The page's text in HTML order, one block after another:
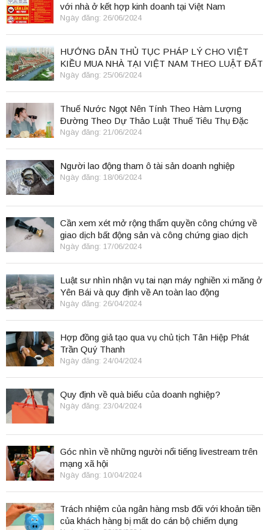
với nhà ở kết hợp kinh doanh tại Việt Nam
Ngày đăng: 26/06/2024
HƯỚNG DẪN THỦ TỤC PHÁP LÝ CHO VIỆT
KIỀU MUA NHÀ TẠI VIỆT NAM THEO LUẬT ĐẤT
ĐAI 2024
Ngày đăng: 25/06/2024
Thuế Nước Ngọt Nên Tính Theo Hàm Lượng
Đường Theo Dự Thảo Luật Thuế Tiêu Thụ Đặc
Biệt
Ngày đăng: 21/06/2024
Người lao động tham ô tài sản doanh nghiệp
Ngày đăng: 18/06/2024
Cần xem xét mở rộng thẩm quyền công chứng về
giao dịch bất động sản và công chứng giao dịch
điện tử.
Ngày đăng: 17/06/2024
Luật sư nhìn nhận vụ tai nạn máy nghiền xi măng ở
Yên Bái và quy định về An toàn lao động
Ngày đăng: 26/04/2024
Hợp đồng giả tạo qua vụ chủ tịch Tân Hiệp Phát
Trần Quý Thanh
Ngày đăng: 24/04/2024
Quy định về quà biếu của doanh nghiệp?
Ngày đăng: 23/04/2024
Góc nhìn về những người nổi tiếng livestream trên
mạng xã hội
Ngày đăng: 10/04/2024
Trách nhiệm của ngân hàng msb đối với khoản tiền
của khách hàng bị mất do cán bộ chiếm dụng